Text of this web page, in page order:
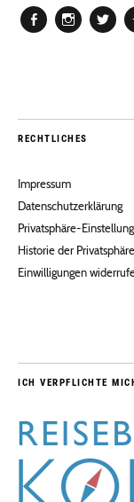
RECHTLICHES
Impressum
Datenschutzerklärung
Privatsphäre-
Historie der
Einwilligungen
ICH VERPFLICHTE